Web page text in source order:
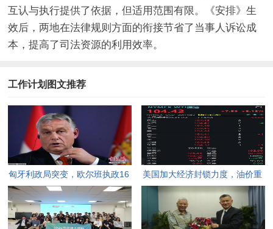
互认与执行提供了依据，但适用范围有限。《安排》生
效后，两地在法律规则方面的衔接节省了当事人诉讼成
本，提高了司法资源的利用效率。
工作计划图文推荐
匈牙利政局突变，欧尔班执政16
年终结。
美国加大经济封锁力度，油价重
返100美元高点，黄金价格急
跌，日韩主要股指开盘走低。